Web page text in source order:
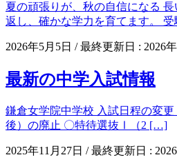
夏の頑張りが、秋の自信になる
返し、確かな学力を育てます。
2026年5月5日 / 最終更新日 : 2026
最新の中学入試情報
鎌倉女学院中学校 入試日程の変
後）の廃止 〇特待選抜Ⅰ（2 […]
2025年11月27日 / 最終更新日 :